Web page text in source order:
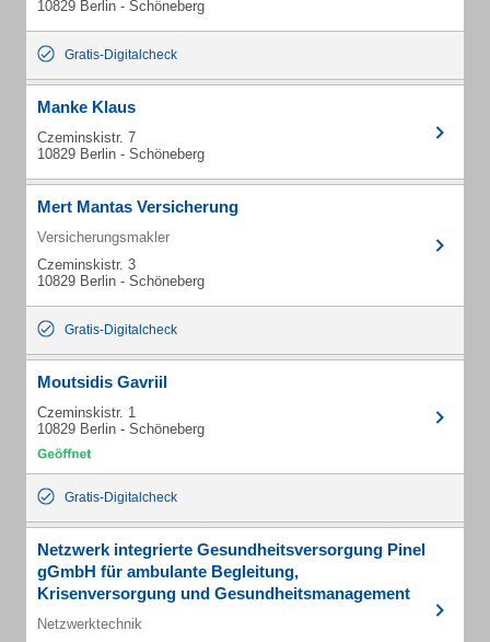
10829 Berlin - Schöneberg
Gratis-Digitalcheck
Manke Klaus
Czeminskistr. 7
10829 Berlin - Schöneberg
Mert Mantas Versicherung
Versicherungsmakler
Czeminskistr. 3
10829 Berlin - Schöneberg
Gratis-Digitalcheck
Moutsidis Gavriil
Czeminskistr. 1
10829 Berlin - Schöneberg
Gratis-Digitalcheck
Netzwerk integrierte Gesundheitsversorgung Pinel
gGmbH für ambulante Begleitung,
Krisenversorgung und Gesundheitsmanagement
Netzwerktechnik